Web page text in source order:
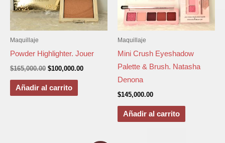
Maquillaje
Powder Highlighter. Jouer
$165,000.00 $100,000.00
Añadir al carrito
Maquillaje
Mini Crush Eyeshadow
Palette & Brush. Natasha
Denona
$145,000.00
Añadir al carrito